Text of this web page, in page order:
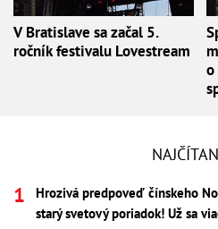
V Bratislave sa začal 5.
ročník festivalu Lovestream
o
Hrozivá predpoveď čínskeho
starý svetový poriadok! Už sa